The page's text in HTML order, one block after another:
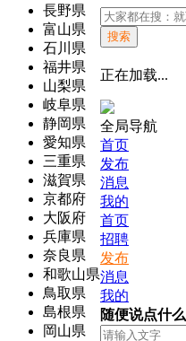
長野県
富山県
石川県
福井県
山梨県
岐阜県
静岡県
愛知県
三重県
滋賀県
京都府
大阪府
兵庫県
奈良県
和歌山県
鳥取県
島根県
岡山県
搜索
正在加载...
全局导航
首页
发布
消息
我的
首页
招聘
发布
消息
我的
随便说点什么